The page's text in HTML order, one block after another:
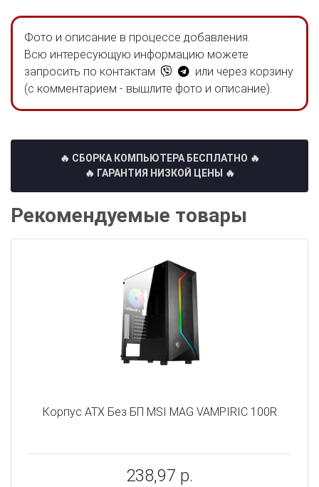
Фото и описание в процессе добавления.
Всю интересующую информацию можете
запросить по контактам
или через корзину
(с комментарием - вышлите фото и описание).
🔥 СБОРКА КОМПЬЮТЕРА БЕСПЛАТНО 🔥
🔥 ГАРАНТИЯ НИЗКОЙ ЦЕНЫ 🔥
Рекомендуемые товары
Корпус ATX Без БП MSI MAG VAMPIRIC 100R
238,97 р.